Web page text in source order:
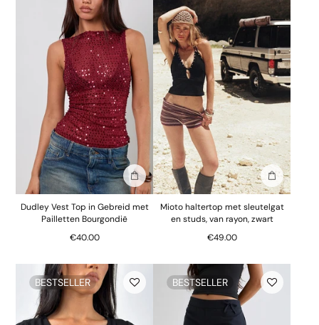
In winkelmand
Dudley Vest Top in Gebreid met
Pailletten Bourgondië
€40.00
In
Mioto haltertop met sleutelgat
en studs, van rayon, zwart
€49.00
BESTSELLER BESTSELLER